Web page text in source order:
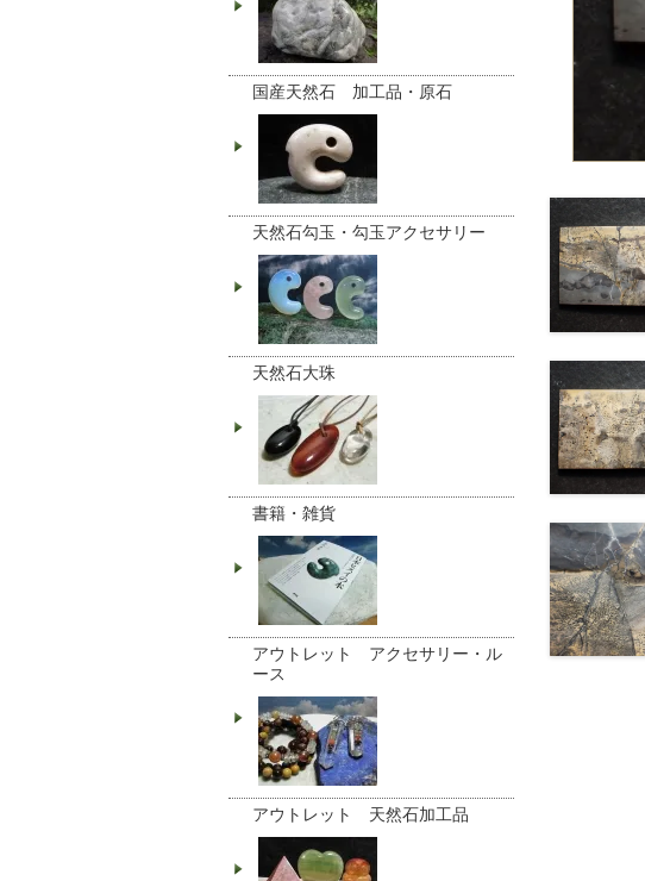
国産天然石 加工品・原石
天然石勾玉・勾玉アクセサリー
天然石大珠
書籍・雑貨
アウトレット アクセサリー・ル
ース
アウトレット 天然石加工品